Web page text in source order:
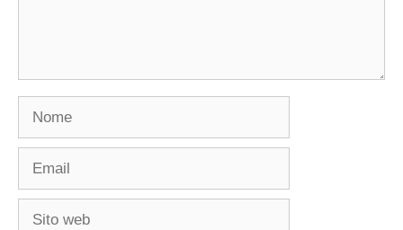
Nome
Email
Sito